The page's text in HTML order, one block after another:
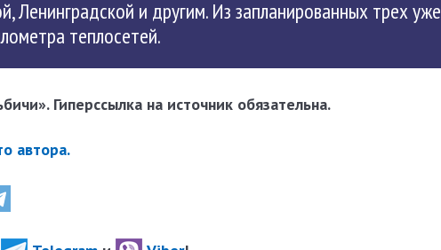
Ленинградской и другим. Из запланированных трех уже
теплосетей.
Гиперссылка на источник обязательна.
автора.